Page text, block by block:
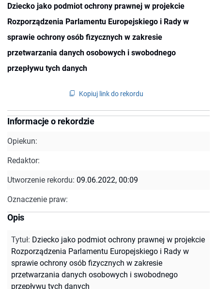
Dziecko jako podmiot ochrony prawnej w projekcie
Rozporządzenia Parlamentu Europejskiego i Rady w
sprawie ochrony osób fizycznych w zakresie
przetwarzania danych osobowych i swobodnego
przepływu tych danych
Kopiuj link do rekordu
Informacje o rekordzie
Opiekun:
Redaktor:
Utworzenie rekordu: 09.06.2022, 00:09
Oznaczenie praw:
Opis
Tytuł: Dziecko jako podmiot ochrony prawnej w projekcie
Rozporządzenia Parlamentu Europejskiego i Rady w
sprawie ochrony osób fizycznych w zakresie
przetwarzania danych osobowych i swobodnego
przepływu tych danych